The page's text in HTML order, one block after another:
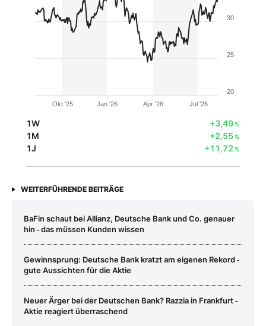
Okt '25 Jan '26 Apr '26 Jul '26
20
25
30
1W +3,49%
1M +2,55%
1J +11,72%
WEITERFÜHRENDE BEITRÄGE
BaFin schaut bei Allianz, Deutsche Bank und Co. genauer
hin ‑ das müssen Kunden wissen
Gewinnsprung: Deutsche Bank kratzt am eigenen Rekord ‑
gute Aussichten für die Aktie
Neuer Ärger bei der Deutschen Bank? Razzia in Frankfurt ‑
Aktie reagiert überraschend